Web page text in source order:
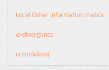
Local Fisher information matrix
φ-divergence
φ-απόκλιση